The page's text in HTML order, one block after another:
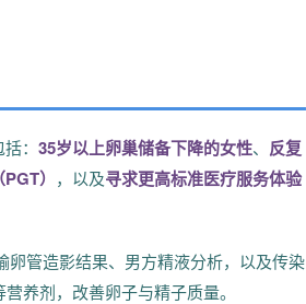
： 35岁以上卵巢储备下降的女性、 反复
） ，以及寻求更高标准医疗服务体验
管造影结果、男方精液分析，以及传染
养剂，改善卵子与精子质量。